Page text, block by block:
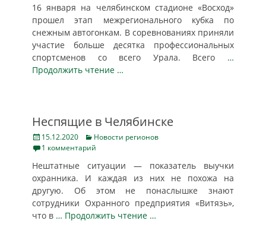
16 января на челябинском стадионе «Восход»
прошел этап межрегионального кубка по
снежным автогонкам. В соревнованиях приняли
участие больше десятка профессиональных
спортсменов со всего Урала. Всего …
Продолжить чтение …
Неспящие в Челябинске
Posted
on
15.12.2020 Categories
Новости регионов
1 комментарий
Нештатные ситуации — показатель выучки
охранника. И каждая из них не похожа на
другую. Об этом не понаслышке знают
сотрудники Охранного предприятия «Витязь»,
что в … Продолжить чтение …